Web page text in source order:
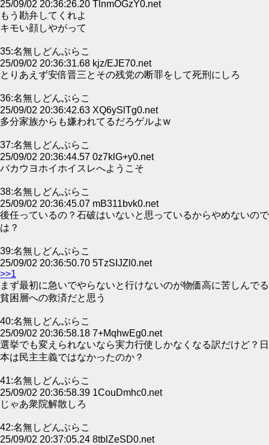
25/09/02 20:36:26.20 TlnmOGzY0.net
もう勘弁してくれよ
キモい顔しやがって
35:名無しどんぶらこ
25/09/02 20:36:31.68 kjz/EJE70.net
とりあえず安倍晋三とその残党の断罪をして死刑にしろ
36:名無しどんぶらこ
25/09/02 20:36:42.63 XQ6ySlTg0.net
多分家族からも嫌われてるだろゲルよw
37:名無しどんぶらこ
25/09/02 20:36:44.57 0z7klG+y0.net
バカウヨホイホイスレへようこそ
38:名無しどんぶらこ
25/09/02 20:36:45.07 mB311bvk0.net
後任っているの？石破はいないと思っているからやめないので
は？
39:名無しどんぶらこ
25/09/02 20:36:50.70 5TzSIJZl0.net
>>1
まず最初に急いでやらないと行けないのが物価高に苦しんでる
貧困層への救済だと思う
40:名無しどんぶらこ
25/09/02 20:36:58.18 7+MqhwEg0.net
選挙でも変えられないなら実力行使しかなくなる訳だけど？日
本は民主主義ではなかったのか？
41:名無しどんぶらこ
25/09/02 20:36:58.39 1CouDmhc0.net
じゃあ衆院解散しろ
42:名無しどんぶらこ
25/09/02 20:37:05.24 8tblZeSD0.net